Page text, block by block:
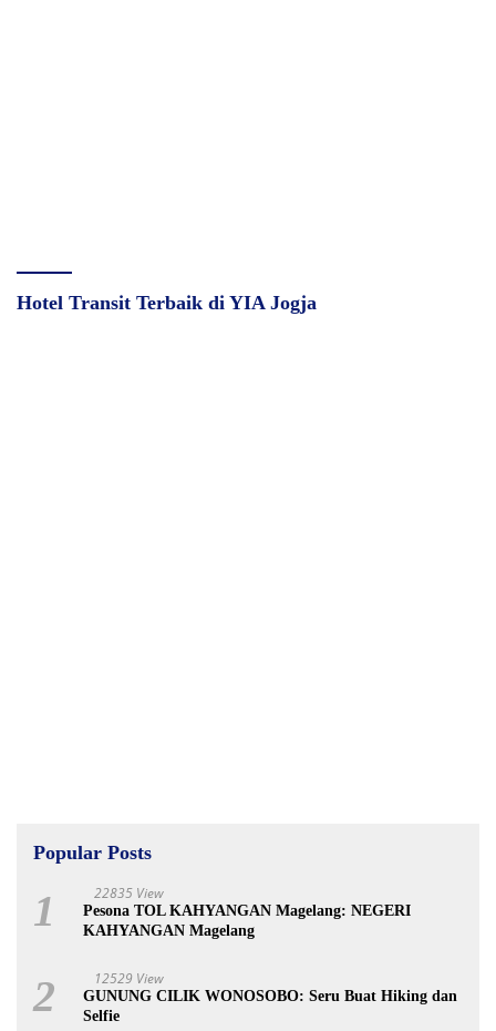
Hotel Transit Terbaik di YIA Jogja
Popular Posts
1 22835 View
Pesona TOL KAHYANGAN Magelang: NEGERI
KAHYANGAN Magelang
2 12529 View
GUNUNG CILIK WONOSOBO: Seru Buat Hiking dan
Selfie